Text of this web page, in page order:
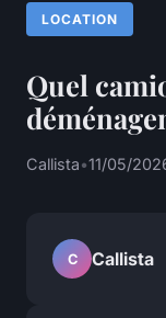
LOCATION
Quel
Callista•11/05/
C Callista